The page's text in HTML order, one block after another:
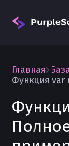
Главная